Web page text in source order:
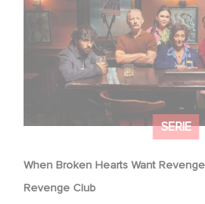
SERIE
When Broken Hearts Want
Revenge Club